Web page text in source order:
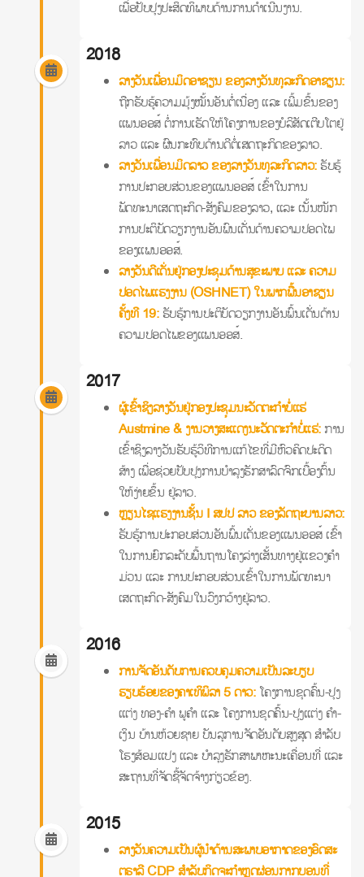
ເພື່ອປັບປຸງປະສິດທິພາບດ້ານການດໍາເນີນງານ.
2018
ລາງວັນເພື່ອນມິດອາຊຽນ ຂອງລາງວັນທຸລະກິດອາຊຽນ:
ຖືກຮັບຮູ້ຄວາມມຸ້ງໝັ້ນອັນຕໍ່ເນື່ອງ ແລະ ເພີ້ມຂຶ້ນຂອງ
ແພນອອສ໌ ຕໍ່ການເຮັດໃຫ້ໂຄງການຂອງບໍລິສັດເຕີບໂຕຢູ່
ລາວ ແລະ ຜົນກະທົບດ້ານດີຕໍ່ເສດຖະກິດຂອງລາວ.
ລາງວັນເພື່ອນມິດລາວ ຂອງລາງວັນທຸລະກິດລາວ:ຮັບຮູ້
ການປະກອບສ່ວນຂອງແພນອອສ໌ ເຂົ້າໃນການ
ພັດທະນາເສດຖະກິດ-ສັງຄົມຂອງລາວ, ແລະ ເນັ້ນໜັກ
ການປະຕິບັດວຽກງານອັນພົນເດັ່ນດ້ານຄວາມປອດໄພ
ຂອງແພນອອສ໌.
ລາງວັນດີເດັ່ນຢູ່ກອງປະຊຸມດ້ານສຸຂະພາບ ແລະ ຄວາມ
ປອດໄພແຮງງານ (OSHNET) ໃນພາກພື້ນອາຊຽນ
ຄັ້ງທີ 19:ຮັບຮູ້ການປະຕິບັດວຽກງານອັນພົ້ນເດັ່ນດ້ານ
ຄວາມປອດໄພຂອງແພນອອສ໌.
2017
ຜູ້ເຂົ້າຊິງລາງວັນຢູ່ກອງປະຊຸມນະວັດຕະກໍາບໍ່ແຮ່
Austmine & ງານວາງສະແດງນະວັດຕະກໍາບໍ່ແຮ່:ການ
ເຂົ້າຊິງລາງວັນຮັບຮູ້ວິທີການແກ້ໄຂທີ່ມີຫົວຄິດປະດິດ
ສ້າງ ເພື່ອຊ່ວຍປັບປຸງການບໍາລຸງຮັກສາລົດຈົກເບື້ອງຕົ້ນ
ໃຫ້ງ່າຍຂຶ້ນ ຢູ່ລາວ.
ຫຼຽນໄຊແຮງງານຊັ້ນ I ສປປ ລາວ ຂອງລັດຖະບານລາວ:
ຮັບຮູ້ການປະກອບສ່ວນອັນພົ້ນເດັ່ນຂອງແພນອອສ໌ ເຂົ້າ
ໃນການຍົກລະດັບພື້ນຖານໂຄງລ່າງເສັ້ນທາງຢູ່ແຂວງຄໍາ
ມ່ວນ ແລະ ການປະກອບສ່ວນເຂົ້າໃນການພັດທະນາ
ເສດຖະກິດ-ສັງຄົມໃນວົງກວ້າງຢູ່ລາວ.
2016
ການຈັດອັນດັບການຄວບຄຸມຄວາມເປັນລະບຽບ
ຮຽບຮ້ອຍຂອງຄາເທິພິລາ 5 ດາວ: ໂຄງການຂຸດຄົ້ນ-ປຸງ
ແຕ່ງ ທອງ-ຄໍາ ພູຄໍາ ແລະ ໂຄງການຂຸດຄົ້ນ-ປຸງແຕ່ງ ຄໍາ-
ເງິນ ບ້ານຫ້ວຍຊາຍ ບັນລຸການຈັດອັນດັບສູງສຸດ ສໍາລັບ
ໂຮງສ້ອມແປງ ແລະ ບໍາລຸງຮັກສາພາຫະນະເຄື່ອນທີ່ ແລະ
ສະຖານທີ່ຈັດຊື້ຈັດຈ້າງກ່ຽວຂ້ອງ.
2015
ລາງວັນຄວາມເປັນຜູ້ນໍາດ້ານສະພາບອາກາດຂອງອົດສະ
ຕຣາລີ CDP ສໍາລັບກິດຈະກໍາຫຼຸດຜ່ອນກາກບອນທີ່